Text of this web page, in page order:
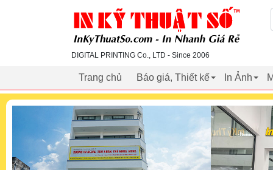
inkythuatso.com
DIGITAL PRINTING Co., LTD - Since 2006
Trang chủ Báo giá, Thiết kế In Ảnh